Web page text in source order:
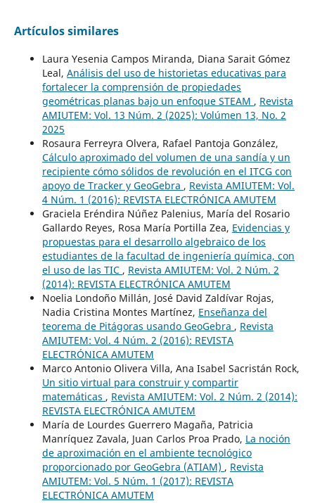
Artículos similares
Laura Yesenia Campos Miranda, Diana Sarait Gómez
Leal, Análisis del uso de historietas educativas para
fortalecer la comprensión de propiedades
geométricas planas bajo un enfoque STEAM , Revista
AMIUTEM: Vol. 13 Núm. 2 (2025): Volúmen 13, No. 2
2025
Rosaura Ferreyra Olvera, Rafael Pantoja González,
Cálculo aproximado del volumen de una sandía y un
recipiente cómo sólidos de revolución en el ITCG con
apoyo de Tracker y GeoGebra , Revista AMIUTEM: Vol.
4 Núm. 1 (2016): REVISTA ELECTRÓNICA AMUTEM
Graciela Eréndira Núñez Palenius, María del Rosario
Gallardo Reyes, Rosa María Portilla Zea, Evidencias y
propuestas para el desarrollo algebraico de los
estudiantes de la facultad de ingeniería química, con
el uso de las TIC , Revista AMIUTEM: Vol. 2 Núm. 2
(2014): REVISTA ELECTRÓNICA AMUTEM
Noelia Londoño Millán, José David Zaldívar Rojas,
Nadia Cristina Montes Martínez, Enseñanza del
teorema de Pitágoras usando GeoGebra , Revista
AMIUTEM: Vol. 4 Núm. 2 (2016): REVISTA
ELECTRÓNICA AMUTEM
Marco Antonio Olivera Villa, Ana Isabel Sacristán Rock,
Un sitio virtual para construir y compartir
matemáticas , Revista AMIUTEM: Vol. 2 Núm. 2 (2014):
REVISTA ELECTRÓNICA AMUTEM
María de Lourdes Guerrero Magaña, Patricia
Manríquez Zavala, Juan Carlos Proa Prado, La noción
de aproximación en el ambiente tecnológico
proporcionado por GeoGebra (ATIAM) , Revista
AMIUTEM: Vol. 5 Núm. 1 (2017): REVISTA
ELECTRÓNICA AMUTEM